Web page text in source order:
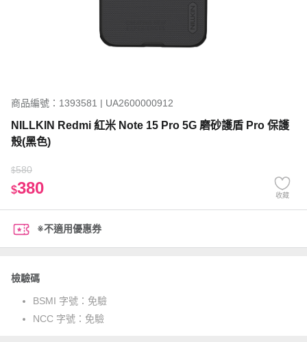
商品編號：1393581 | UA2600000912
NILLKIN Redmi 紅米 Note 15 Pro 5G 磨砂護盾 Pro 保護
殼(黑色)
$580
$380 收藏
※不適用優惠券
檢驗碼
BSMI 字號： 免驗
NCC 字號： 免驗